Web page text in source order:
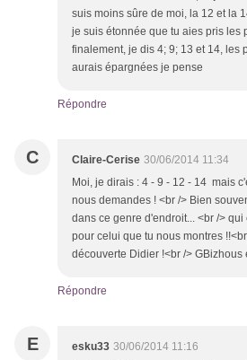
suis moins sûre de moi, la 12 et la
je suis étonnée que tu aies pris les
finalement, je dis 4; 9; 13 et 14, les
aurais épargnées je pense
Répondre
C Claire-Cerise 30/06/2014 11:34
Moi, je dirais : 4 - 9 - 12 - 14 mais
nous demandes ! <br /> Bien
dans ce genre d'endroit... <br />
pour celui que tu nous montres
découverte Didier !<br /> GBizhous
Répondre
E esku33 30/06/2014 11:16